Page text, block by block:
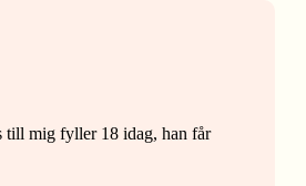
till mig fyller 18 idag, han får